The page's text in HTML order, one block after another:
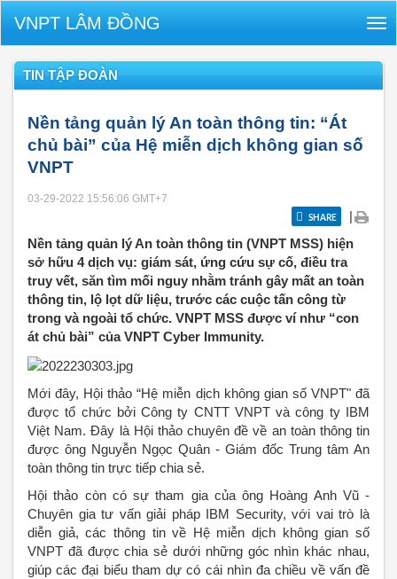
VNPT LÂM ĐỒNG
TIN TẬP ĐOÀN
Nền tảng quản lý An toàn thông tin: “Át
chủ bài” của Hệ miễn dịch không gian số
VNPT
03-29-2022 15:56:06 GMT+7
SHARE
|
Nền tảng quản lý An toàn thông tin (VNPT MSS) hiện
sở hữu 4 dịch vụ: giám sát, ứng cứu sự cố, điều tra
truy vết, săn tìm mối nguy nhằm tránh gây mất an toàn
thông tin, lộ lọt dữ liệu, trước các cuộc tấn công từ
trong và ngoài tổ chức. VNPT MSS được ví như “con
át chủ bài” của VNPT Cyber Immunity.
Mới đây, Hội thảo “Hệ miễn dịch không gian số VNPT" đã
được tổ chức bởi Công ty CNTT VNPT và công ty IBM
Việt Nam. Đây là Hội thảo chuyên đề về an toàn thông tin
được ông Nguyễn Ngọc Quân - Giám đốc Trung tâm An
toàn thông tin trực tiếp chia sẻ.
Hội thảo còn có sự tham gia của ông Hoàng Anh Vũ -
Chuyên gia tư vấn giải pháp IBM Security, với vai trò là
diễn giả, các thông tin về Hệ miễn dịch không gian số
VNPT đã được chia sẻ dưới những góc nhìn khác nhau,
giúp các đại biểu tham dự có cái nhìn đa chiều về vấn đề